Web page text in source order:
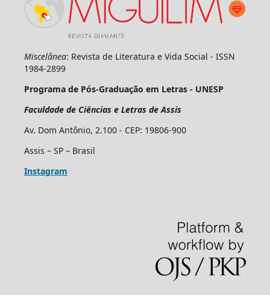
Miscelânea: Revista de Literatura e Vida Social - ISSN
1984-2899
Programa de Pós-Graduação em Letras - UNESP
Faculdade de Ciências e Letras de Assis
Av. Dom Antônio, 2.100 - CEP: 19806-900
Assis – SP – Brasil
Instagram